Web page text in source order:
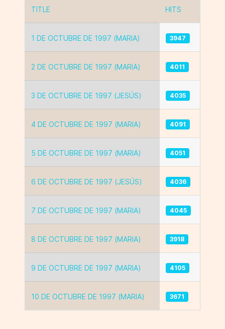
TITLE HITS
1 DE OCTUBRE DE 1997 (MARIA) 3947
2 DE OCTUBRE DE 1997 (MARIA) 4011
3 DE OCTUBRE DE 1997 (JESÚS) 4035
4 DE OCTUBRE DE 1997 (MARIA) 4091
5 DE OCTUBRE DE 1997 (MARIA) 4051
6 DE OCTUBRE DE 1997 (JESÚS) 4036
7 DE OCTUBRE DE 1997 (MARIA) 4045
8 DE OCTUBRE DE 1997 (MARIA) 3918
9 DE OCTUBRE DE 1997 (MARIA) 4105
10 DE OCTUBRE DE 1997 (MARIA) 3671